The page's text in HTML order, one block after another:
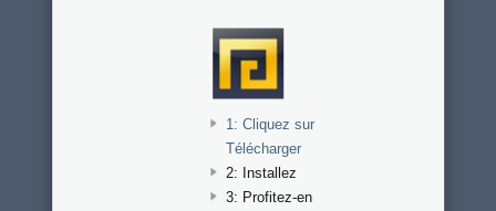
1: Cliquez sur
Télécharger
2: Installez
3: Profitez-en